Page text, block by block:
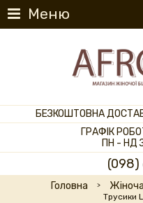
Меню
БЕЗКОШТОВНА
ГРАФІК
ПН - НД
(098)
Головна
Трусики